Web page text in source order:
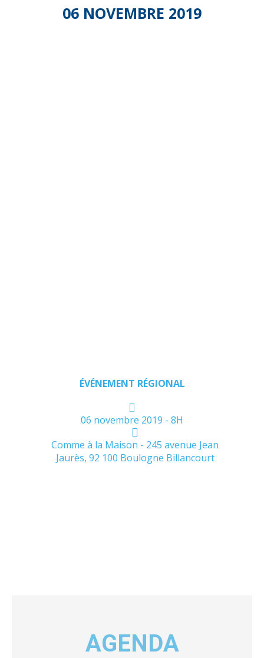
06 NOVEMBRE 2019
ÉVÉNEMENT RÉGIONAL
06 novembre 2019 - 8H
Comme à la Maison - 245 avenue Jean
Jaurès, 92 100 Boulogne Billancourt
AGENDA